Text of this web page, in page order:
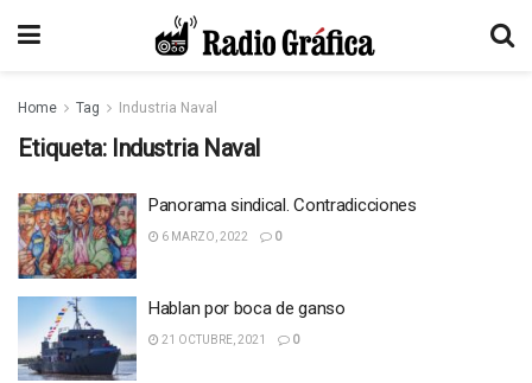
Home Tag Industria Naval
Etiqueta: Industria Naval
Panorama sindical. Contradicciones
6 MARZO, 2022 0
Hablan por boca de ganso
21 OCTUBRE, 2021 0